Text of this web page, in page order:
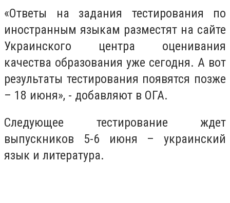
«Ответы на задания тестирования по
иностранным языкам разместят на сайте
Украинского центра оценивания
качества образования уже сегодня. А вот
результаты тестирования появятся позже
– 18 июня», - добавляют в ОГА.
Следующее тестирование ждет
выпускников 5-6 июня – украинский
язык и литература.